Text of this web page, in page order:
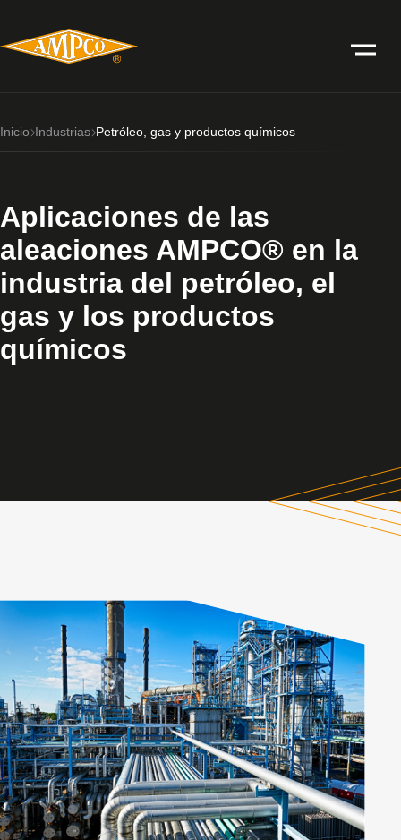
Inicio Industrias Petróleo, gas y productos químicos
Aplicaciones de las
aleaciones AMPCO® en la
industria del petróleo, el
gas y los productos
químicos